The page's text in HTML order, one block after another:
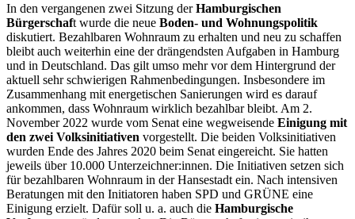
In den vergangenen zwei Sitzung derHamburgischen
Bürgerschaft wurde die neue Boden- und Wohnungspolitik
diskutiert. Bezahlbaren Wohnraum zu erhalten und neu zu schaffen
bleibt auch weiterhin eine der drängendsten Aufgaben in Hamburg
und in Deutschland. Das gilt umso mehr vor dem Hintergrund der
aktuell sehr schwierigen Rahmenbedingungen. Insbesondere im
Zusammenhang mit energetischen Sanierungen wird es darauf
ankommen, dass Wohnraum wirklich bezahlbar bleibt. Am 2.
November 2022 wurde vom Senat eine wegweisende Einigung mit
den zwei Volksinitiativen vorgestellt. Die beiden Volksinitiativen
wurden Ende des Jahres 2020 beim Senat eingereicht. Sie hatten
jeweils über 10.000 Unterzeichner:innen. Die Initiativen setzen sich
für bezahlbaren Wohnraum in der Hansestadt ein. Nach intensiven
Beratungen mit den Initiatoren haben SPD und GRÜNE eine
Einigung erzielt. Dafür soll u. a. auch die Hamburgische